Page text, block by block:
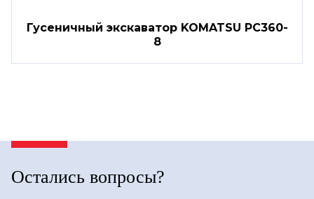
Гусеничный экскаватор KOMATSU PC360-
8
Остались вопросы?